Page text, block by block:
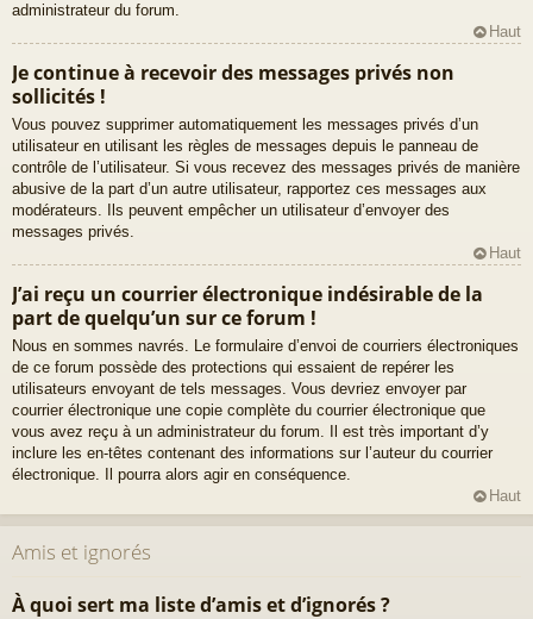
administrateur du forum.
Haut
Je continue à recevoir des messages privés non
sollicités !
Vous pouvez supprimer automatiquement les messages privés d’un
utilisateur en utilisant les règles de messages depuis le panneau de
contrôle de l’utilisateur. Si vous recevez des messages privés de manière
abusive de la part d’un autre utilisateur, rapportez ces messages aux
modérateurs. Ils peuvent empêcher un utilisateur d’envoyer des
messages privés.
Haut
J’ai reçu un courrier électronique indésirable de la
part de quelqu’un sur ce forum !
Nous en sommes navrés. Le formulaire d’envoi de courriers électroniques
de ce forum possède des protections qui essaient de repérer les
utilisateurs envoyant de tels messages. Vous devriez envoyer par
courrier électronique une copie complète du courrier électronique que
vous avez reçu à un administrateur du forum. Il est très important d’y
inclure les en-têtes contenant des informations sur l’auteur du courrier
électronique. Il pourra alors agir en conséquence.
Haut
Amis et ignorés
À quoi sert ma liste d’amis et d’ignorés ?